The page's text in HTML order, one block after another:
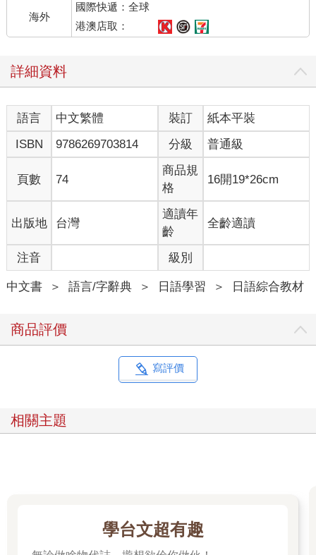
海外
國際快遞：全球
港澳店取：
詳細資料
語言 中文繁體 裝訂
紙本平裝
ISBN
9786269703814 分級 普通級
頁數 74
商品規
格
16開19*26cm
出版地 台灣
適讀年
齡
全齡適讀
注音 級別
中文書 ＞ 語言/字辭典 ＞ 日語學習 ＞ 日語綜合教材
商品評價
寫評價
相關主題
學台文超有趣